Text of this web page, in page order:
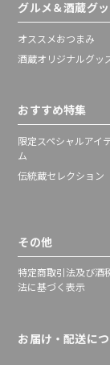
グルメ＆酒蔵グ
オススメおつまみ
酒蔵オリジナルグッ
おすすめ特集
限定スペシャルアイ
ム
伝統蔵セレクション
その他
特定商取引法及び酒
法に基づく表示
お届け・配送に